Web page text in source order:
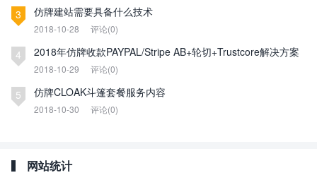
3 仿牌建站需要具备什么技术
2018-10-28 评论(0)
4 2018年仿牌收款PAYPAL/Stripe AB+轮切+Trustcore解决方案
2018-10-29 评论(0)
5 仿牌CLOAK斗篷套餐服务内容
2018-10-30 评论(0)
网站统计